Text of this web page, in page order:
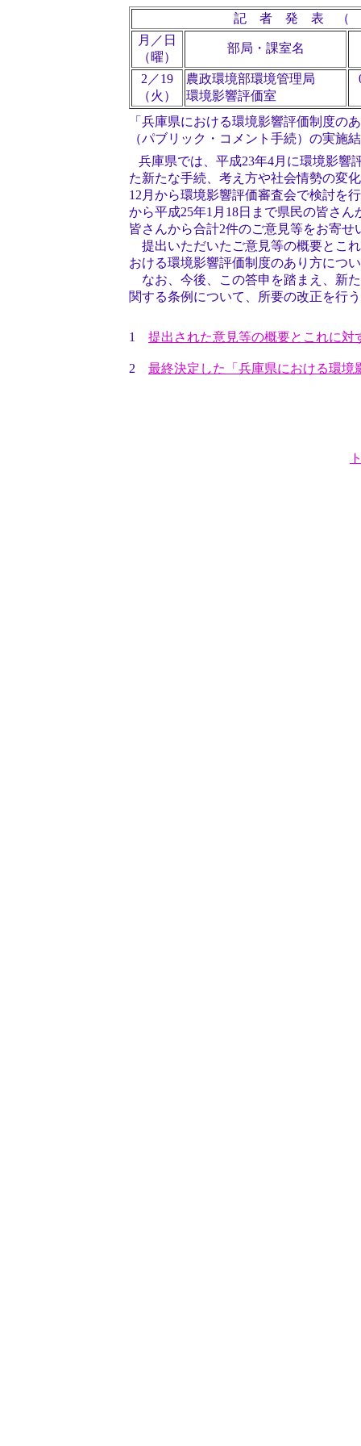
記 者 発 表
月／日
（曜）
部局・課室名
2／19
（火）
農政環境部環境管理局
環境影響評価室
「兵庫県における環境影響評価制度の
（パブリック・コメント手続）の実施
兵庫県では、平成23年4月に環境影響
た新たな手続、考え方や社会情勢の変
12月から環境影響評価審査会で検討を
から平成25年1月18日まで県民の皆さ
皆さんから合計2件のご意見等をお寄せ
提出いただいたご意見等の概要とこ
おける環境影響評価制度のあり方につ
なお、今後、この答申を踏まえ、新
関する条例について、所要の改正を行
1 提出された意見等の概要とこれに対
2 最終決定した「兵庫県における環